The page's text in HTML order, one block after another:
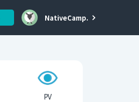
NativeCamp.
PV